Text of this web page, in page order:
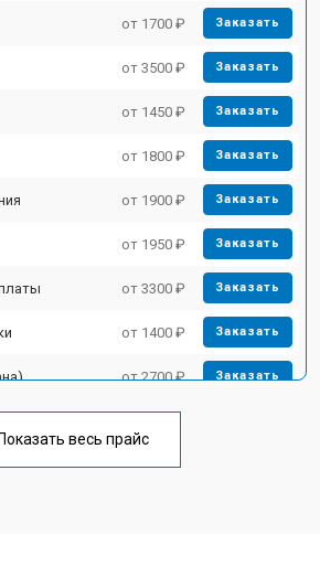
от 1700 ₽ Заказать
от 3500 ₽ Заказать
от 1450 ₽ Заказать
от 1800 ₽ Заказать
от 1900 ₽ Заказать
от 1950 ₽ Заказать
от 3300 ₽ Заказать
от 1400 ₽ Заказать
от 2700 ₽ Заказать
от 1750 ₽
Показать весь прайс